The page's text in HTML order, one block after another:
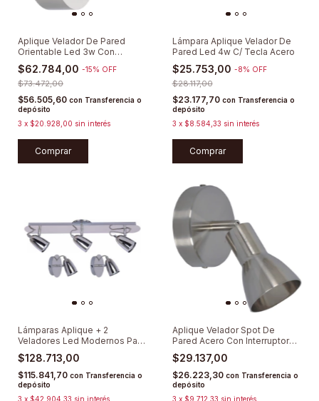
Aplique Velador De Pared
Orientable Led 3w Con
Interruptor
$62.784,00 -15% OFF
$73.472,00
$56.505,60 con Transferencia o
depósito
3 x $20.928,00 sin interés
Lámpara Aplique Velador De
Pared Led 4w C/ Tecla Acero
$25.753,00 -8% OFF
$28.117,00
$23.177,70 con Transferencia o
depósito
3 x $8.584,33 sin interés
Comprar
Lámparas Aplique + 2
Veladores Led Modernos Para
Dormitorio
$128.713,00
$115.841,70 con Transferencia o
depósito
3 x $42.904,33 sin interés
Aplique Velador Spot De
Pared Acero Con Interruptor
Gu10 Led
$29.137,00
$26.223,30 con Transferencia o
depósito
3 x $9.712,33 sin interés